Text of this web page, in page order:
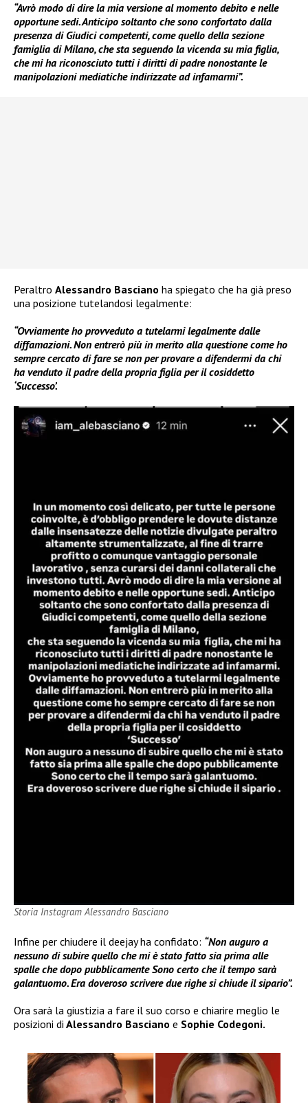
“Avrò modo di dire la mia versione al momento debito e nelle
opportune sedi. Anticipo soltanto che sono confortato dalla
presenza di Giudici competenti, come quello della sezione
famiglia di Milano, che sta seguendo la vicenda su mia figlia,
che mi ha riconosciuto tutti i diritti di padre nonostante le
manipolazioni mediatiche indirizzate ad infamarmi”.
Peraltro Alessandro Basciano ha spiegato che ha già preso
una posizione tutelandosi legalmente:
“Ovviamente ho provveduto a tutelarmi legalmente dalle
diffamazioni. Non entrerò più in merito alla questione come ho
sempre cercato di fare se non per provare a difendermi da chi
ha venduto il padre della propria figlia per il cosiddetto
‘Successo’.
Storia Instagram Alessandro Basciano
Infine per chiudere il deejay ha confidato: “Non auguro a
nessuno di subire quello che mi è stato fatto sia prima alle
spalle che dopo pubblicamente Sono certo che il tempo sarà
galantuomo. Era doveroso scrivere due righe si chiude il sipario”.
Ora sarà la giustizia a fare il suo corso e chiarire meglio le
posizioni di Alessandro Basciano e Sophie Codegoni.